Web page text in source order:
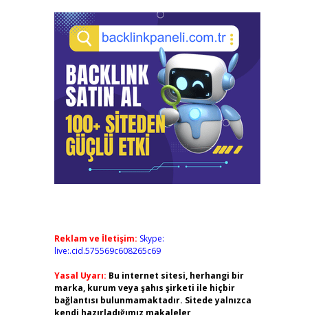
Reklam ve İletişim: Skype:
live:.cid.575569c608265c69
Yasal Uyarı: Bu internet sitesi, herhangi bir
marka, kurum veya şahıs şirketi ile hiçbir
bağlantısı bulunmamaktadır. Sitede yalnızca
kendi hazırladığımız makaleler